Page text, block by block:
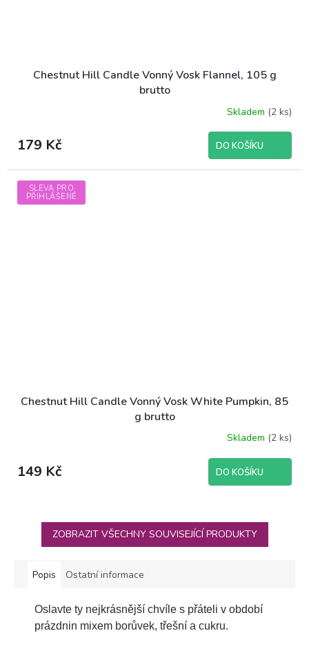
Chestnut Hill Candle Vonný Vosk Flannel, 105 g
brutto
Skladem (2 ks)
179 Kč DO KOŠÍKU
SLEVA PRO
PŘIHLÁŠENÉ
Chestnut Hill Candle Vonný Vosk White Pumpkin, 85
g brutto
produktu
je
hvězdiček.
Skladem (2 ks)
149 Kč DO KOŠÍKU
ZOBRAZIT VŠECHNY SOUVISEJÍCÍ PRODUKTY
Popis Ostatní informace
Oslavte ty nejkrásnější chvíle s přáteli v období
prázdnin mixem borůvek, třešní a cukru.